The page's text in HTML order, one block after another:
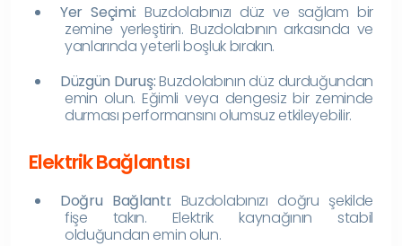
Yer Seçimi: Buzdolabınızı düz ve sağlam bir
zemine yerleştirin. Buzdolabının arkasında ve
yanlarında yeterli boşluk bırakın.
Düzgün Duruş:Buzdolabının düz durduğundan
emin olun. Eğimli veya dengesiz bir zeminde
durması performansını olumsuz etkileyebilir.
Elektrik Bağlantısı
Doğru Bağlantı: Buzdolabınızı doğru şekilde
fişe takın. Elektrik kaynağının stabil
olduğundan emin olun.